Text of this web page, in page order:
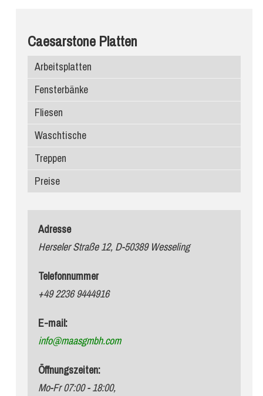
Caesarstone Platten
Arbeitsplatten
Fensterbänke
Fliesen
Waschtische
Treppen
Preise
Adresse
Herseler Straße 12, D-50389 Wesseling
Telefonnummer
+49 2236 9444916
E-mail:
info@maasgmbh.com
Öffnungszeiten:
Mo-Fr 07:00 - 18:00,